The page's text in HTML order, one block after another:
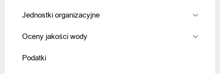
Jednostki organizacyjne
Oceny jakości wody
Podatki